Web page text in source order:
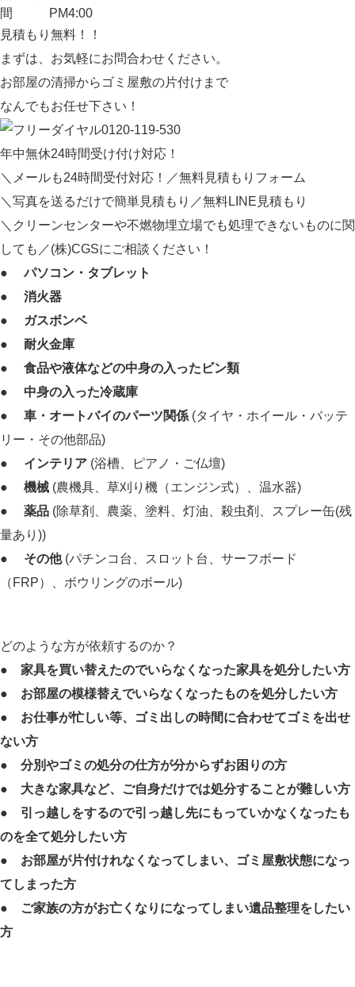
間
PM4:00
見積もり無料！！
まずは、お気軽にお問合わせください。
お部屋の清掃からゴミ屋敷の片付けまで
なんでもお任せ下さい！
0120-119-530
年中無休24時間受け付け対応！
＼メールも24時間受付対応！／無料見積もりフォーム
＼写真を送るだけで簡単見積もり／無料LINE見積もり
＼クリーンセンターや不燃物埋立場でも処理できないものに関
しても／(株)CGSにご相談ください！
●
パソコン・タブレット
●
消火器
●
ガスボンベ
●
耐火金庫
●
食品や液体などの中身の入ったビン類
●
中身の入った冷蔵庫
●
車・オートバイのパーツ関係 (タイヤ・ホイール・バッテ
リー・その他部品)
●
インテリア (浴槽、ピアノ・ご仏壇)
●
機械 (農機具、草刈り機（エンジン式）、温水器)
●
薬品 (除草剤、農薬、塗料、灯油、殺虫剤、スプレー缶(残
量あり))
●
その他 (パチンコ台、スロット台、サーフボード
（FRP）、ボウリングのボール)
どのような方が依頼するのか？
● 家具を買い替えたのでいらなくなった家具を処分したい方
● お部屋の模様替えでいらなくなったものを処分したい方
● お仕事が忙しい等、ゴミ出しの時間に合わせてゴミを出せ
ない方
● 分別やゴミの処分の仕方が分からずお困りの方
● 大きな家具など、ご自身だけでは処分することが難しい方
● 引っ越しをするので引っ越し先にもっていかなくなったも
のを全て処分したい方
● お部屋が片付けれなくなってしまい、ゴミ屋敷状態になっ
てしまった方
●
ご家族の方がお亡くなりになってしまい遺品整理をしたい
方